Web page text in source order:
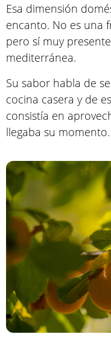
Esa dimensión
encanto. No es una
pero sí muy
mediterránea.
Su sabor habla de
cocina casera y de
consistía en
llegaba su momento.